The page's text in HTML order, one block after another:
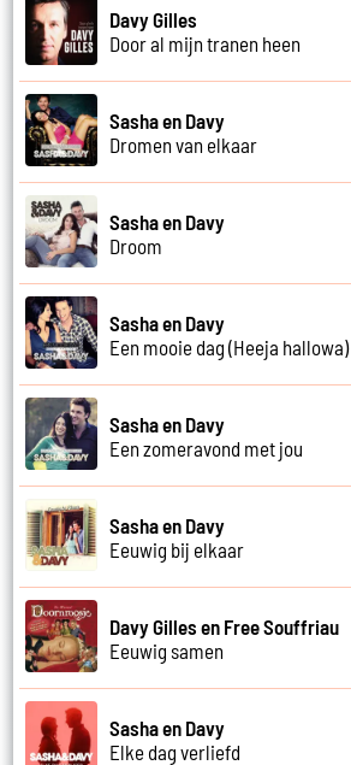
Davy Gilles
Door al mijn tranen heen
Sasha en Davy
Dromen van elkaar
Sasha en Davy
Droom
Sasha en Davy
Een mooie dag (Heeja hallowa)
Sasha en Davy
Een zomeravond met jou
Sasha en Davy
Eeuwig bij elkaar
Davy Gilles en Free Souffriau
Eeuwig samen
Sasha en Davy
Elke dag verliefd